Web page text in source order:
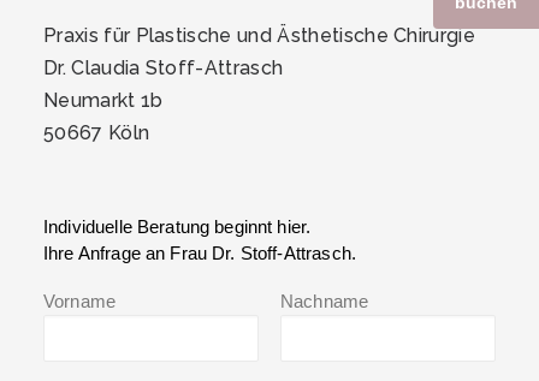
Praxis für Plastische und Ästhetische Chirurgie
Dr. Claudia Stoff-Attrasch
Neumarkt 1b
50667 Köln
Individuelle Beratung beginnt hier.
Ihre Anfrage an Frau Dr. Stoff-Attrasch.
Vorname Nachname